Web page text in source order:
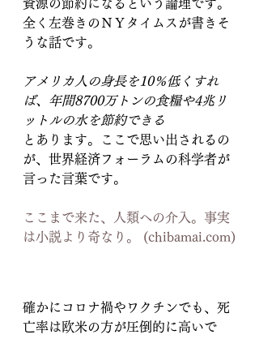
資源の節約になるという論理です。
全く左巻きのＮＹタイムスが書きそ
うな話です。
アメリカ人の身長を10％低くすれ
ば、年間8700万トンの食糧や4兆リ
ットルの水を節約できる
とあります。ここで思い出されるの
が、世界経済フォーラムの科学者が
言った言葉です。
ここまで来た、人類への介入。事実
は小説より奇なり。 (chibamai.com)
確かにコロナ禍やワクチンでも、死
亡率は欧米の方が圧倒的に高いで